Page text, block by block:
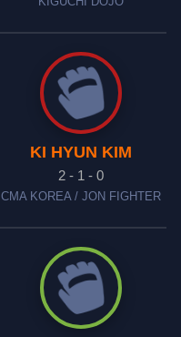
KI HYUN KIM
2 - 1 - 0
CMA KOREA / JON FIGHTER